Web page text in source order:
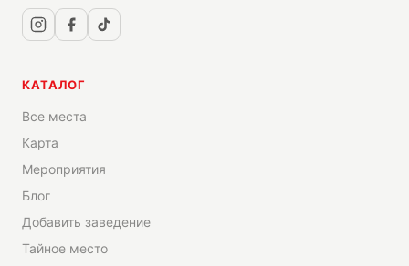
КАТАЛОГ
Все места
Карта
Мероприятия
Блог
Добавить заведение
Тайное место